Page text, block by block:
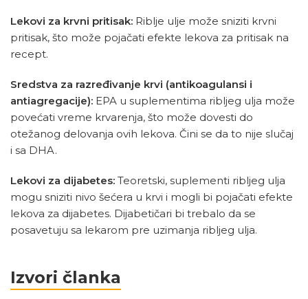
Lekovi za krvni pritisak: Riblje ulje može sniziti krvni
pritisak, što može pojačati efekte lekova za pritisak na
recept.
Sredstva za razređivanje krvi (antikoagulansi i
antiagregacije): EPA u suplementima ribljeg ulja može
povećati vreme krvarenja, što može dovesti do
otežanog delovanja ovih lekova. Čini se da to nije slučaj
i sa DHA.
Lekovi za dijabetes: Teoretski, suplementi ribljeg ulja
mogu sniziti nivo šećera u krvi i mogli bi pojačati efekte
lekova za dijabetes. Dijabetičari bi trebalo da se
posavetuju sa lekarom pre uzimanja ribljeg ulja.
Izvori članka